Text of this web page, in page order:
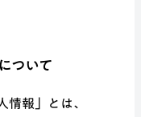
ついて
情報」とは、